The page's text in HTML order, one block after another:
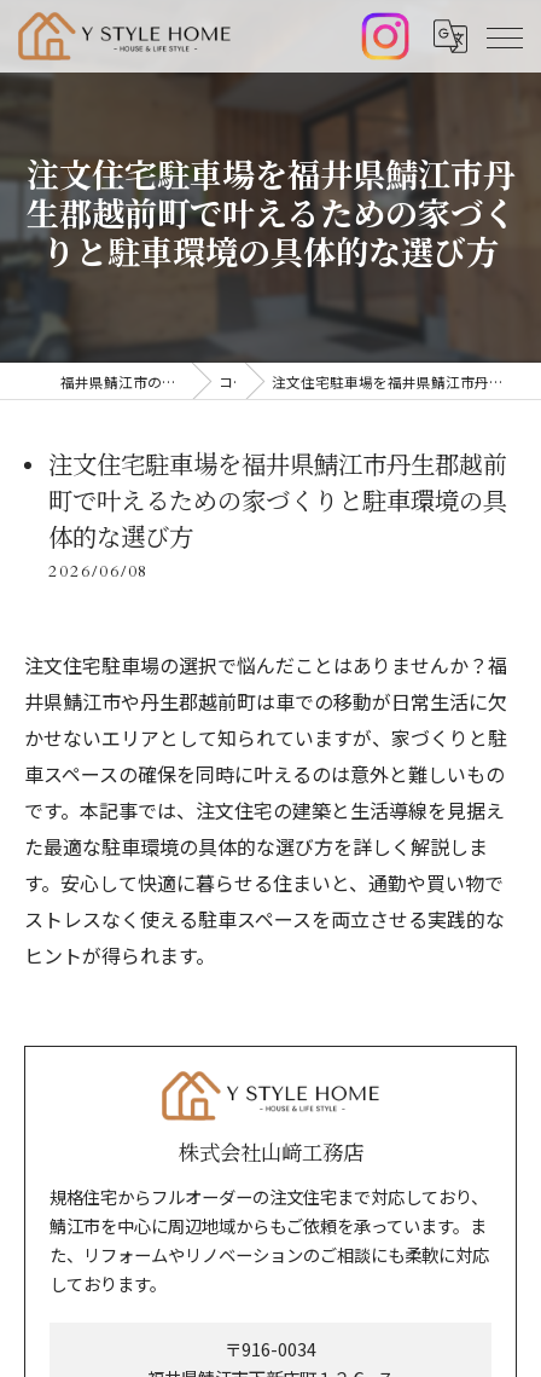
注文住宅駐車場を福井県鯖江市丹
生郡越前町で叶えるための家づく
りと駐車環境の具体的な選び方
福井県鯖江市の注文住宅なら株式会社山﨑工務店 コラム 注文住宅駐車場を福井県鯖江市丹生郡越前町で叶えるための家づくりと駐車環境の具体的な選び方
注文住宅駐車場を福井県鯖江市丹生郡越前
町で叶えるための家づくりと駐車環境の具
体的な選び方
2026/06/08
注文住宅駐車場の選択で悩んだことはありませんか？福
井県鯖江市や丹生郡越前町は車での移動が日常生活に欠
かせないエリアとして知られていますが、家づくりと駐
車スペースの確保を同時に叶えるのは意外と難しいもの
です。本記事では、注文住宅の建築と生活導線を見据え
た最適な駐車環境の具体的な選び方を詳しく解説しま
す。安心して快適に暮らせる住まいと、通勤や買い物で
ストレスなく使える駐車スペースを両立させる実践的な
ヒントが得られます。
株式会社山﨑工務店
規格住宅からフルオーダーの注文住宅まで対応しており、
鯖江市を中心に周辺地域からもご依頼を承っています。ま
た、リフォームやリノベーションのご相談にも柔軟に対応
しております。
〒916-0034